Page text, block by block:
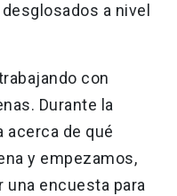
a nivel
con
Durante la
acerca de qué
y empezamos,
una encuesta para